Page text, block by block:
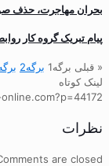
بحران مهاجرت‌، حذف
پیام تبریک گروه کار
« قبلی برگه1 برگه2
لینک کوتاه
نظرات
are closed.